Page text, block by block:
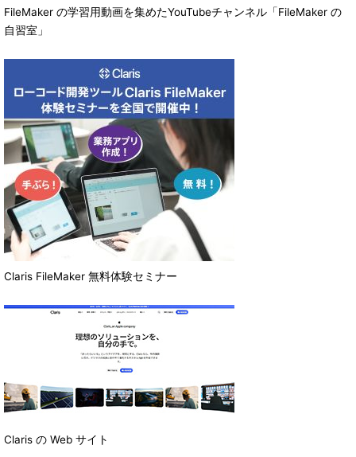
FileMaker の学習用動画を集めたYouTubeチャンネル「FileMaker の
自習室」
Claris FileMaker 無料体験セミナー
Claris の Web サイト